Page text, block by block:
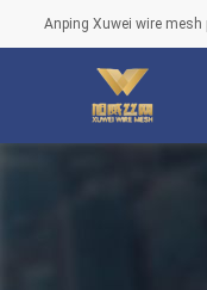
Anping Xuwei wire mesh